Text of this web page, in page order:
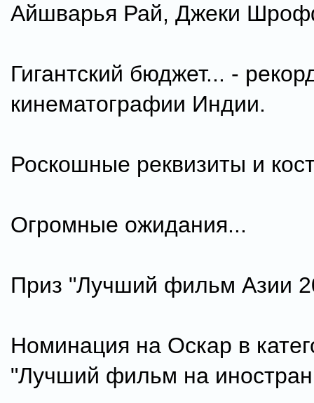
Айшварья Рай, Джеки
Гигантский бюджет... -
кинематографии Индии.
Роскошные реквизиты и
Огромные ожидания...
Приз "Лучший фильм Азии
Номинация на Оскар в
"Лучший фильм на